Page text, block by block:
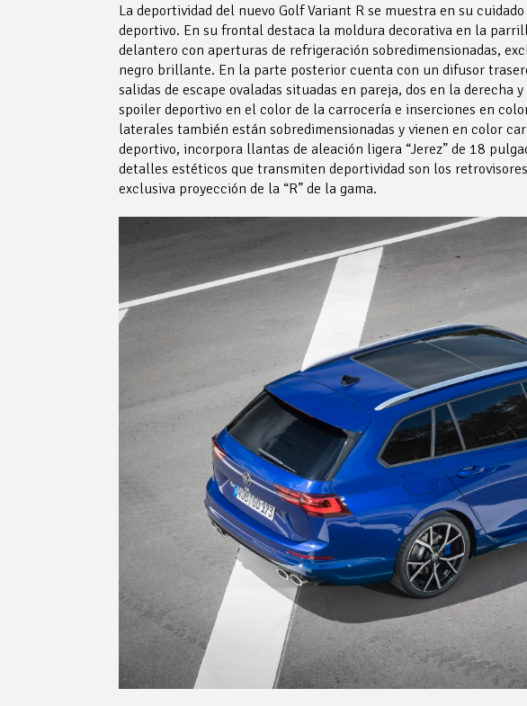
La deportividad del nuevo Golf Variant R se muestra en su
deportivo. En su frontal destaca la moldura decorativa en la
delantero con aperturas de refrigeración sobredimensionadas,
negro brillante. En la parte posterior cuenta con un difusor
salidas de escape ovaladas situadas en pareja, dos en la derecha
spoiler deportivo en el color de la carrocería e inserciones en
laterales también están sobredimensionadas y vienen en color
deportivo, incorpora llantas de aleación ligera “Jerez” de 18
detalles estéticos que transmiten deportividad son los
exclusiva proyección de la “R” de la gama.